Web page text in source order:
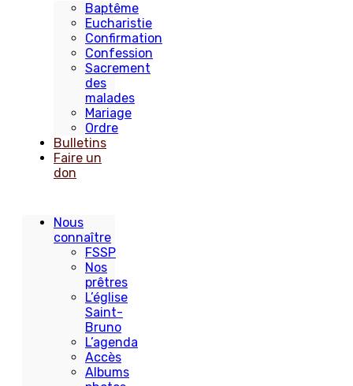
Baptême
Eucharistie
Confirmation
Confession
Sacrement
des
malades
Mariage
Ordre
Bulletins
Faire un
don
Nous
connaître
FSSP
Nos
prêtres
L’église
Saint-
Bruno
L’agenda
Accès
Albums